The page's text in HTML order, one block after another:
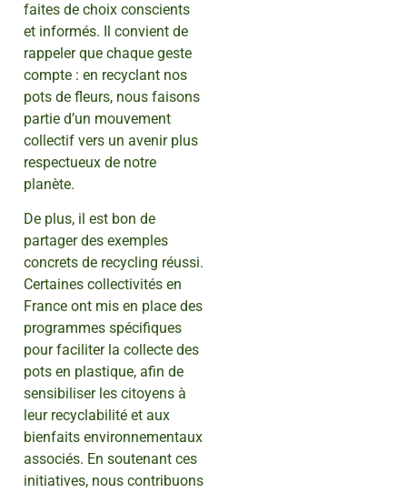
faites de choix conscients
et informés. Il convient de
rappeler que chaque geste
compte : en recyclant nos
pots de fleurs, nous faisons
partie d’un mouvement
collectif vers un avenir plus
respectueux de notre
planète.
De plus, il est bon de
partager des exemples
concrets de recycling réussi.
Certaines collectivités en
France ont mis en place des
programmes spécifiques
pour faciliter la collecte des
pots en plastique, afin de
sensibiliser les citoyens à
leur recyclabilité et aux
bienfaits environnementaux
associés. En soutenant ces
initiatives, nous contribuons